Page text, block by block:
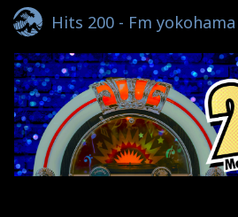
Hits 200 - Fm yokohama